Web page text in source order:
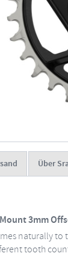
Über
3mm
naturally to
tooth